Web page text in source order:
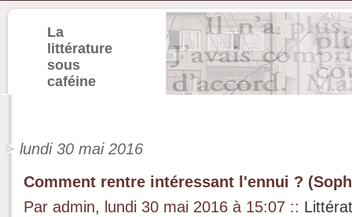
La
littérature
sous
caféine
lundi 30 mai 2016
Comment rentre intéressant l'ennui ?
Par admin, lundi 30 mai 2016 à 15:07 ::